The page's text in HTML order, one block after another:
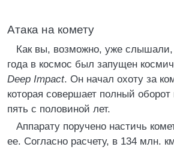
Атака на комету
Как вы, возможно, уже слышали,
года в космос был запущен
Deep Impact. Он начал охоту за
которая совершает полный оборот
пять с половиной лет.
Аппарату поручено настичь
ее. Согласно расчету, в 134 млн.